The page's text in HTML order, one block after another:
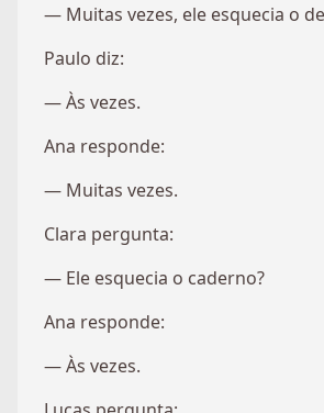
— Muitas vezes, ele esquecia o
Paulo diz:
— Às vezes.
Ana responde:
— Muitas vezes.
Clara pergunta:
— Ele esquecia o caderno?
Ana responde:
— Às vezes.